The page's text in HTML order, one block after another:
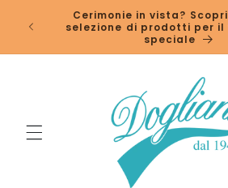
Skip to content
Skip to menu
Skip to footer
Open Accessibility Widget
direttamente
ai contenuti
Cerimonie in vista?
selezione di prodotti per il
speciale